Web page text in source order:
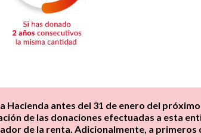
Hacienda antes del 31 de enero del
de las donaciones efectuadas a esta
de la renta. Adicionalmente, a